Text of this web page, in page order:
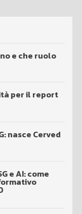
e che ruolo
per il report
nasce Cerved
e AI: come